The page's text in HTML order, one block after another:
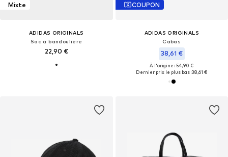
Mixte
ADIDAS ORIGINALS
Sac à bandoulière
22,90 €
COUPON
ADIDAS ORIGINALS
Cabas
38,61 €
À l'origine : 54,90 €
Dernier prix le plus bas :38,61 €